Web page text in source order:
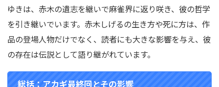
ゆきは、赤木の遺志を継いで麻雀界に返り咲き、彼の哲学
を引き継いでいます。赤木しげるの生き方や死に方は、作
品の登場人物だけでなく、読者にも大きな影響を与え、彼
の存在は伝説として語り継がれています。
総括： アカギ最終回とその影響